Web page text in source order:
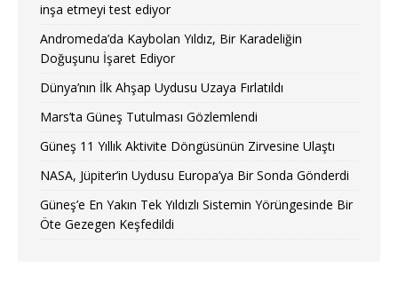
inşa etmeyi test ediyor
Andromeda’da Kaybolan Yıldız, Bir Karadeliğin
Doğuşunu İşaret Ediyor
Dünya’nın İlk Ahşap Uydusu Uzaya Fırlatıldı
Mars’ta Güneş Tutulması Gözlemlendi
Güneş 11 Yıllık Aktivite Döngüsünün Zirvesine Ulaştı
NASA, Jüpiter’in Uydusu Europa’ya Bir Sonda Gönderdi
Güneş’e En Yakın Tek Yıldızlı Sistemin Yörüngesinde Bir
Öte Gezegen Keşfedildi